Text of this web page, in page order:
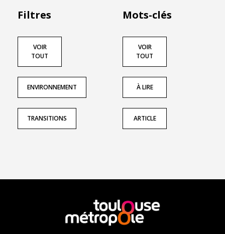
Filtres
VOIR
TOUT
ENVIRONNEMENT
TRANSITIONS
Mots-clés
VOIR
TOUT
À LIRE
ARTICLE
En
savoir
plus